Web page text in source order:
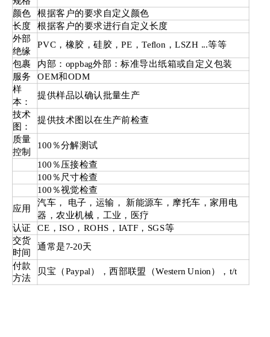
颜色
根据客户的要求自定义颜色
长度
根据客户的要求进行自定义长度
外部
绝缘
PVC，橡胶，硅胶，PE，Teflon，LSZH ...等等
包裹
内部：oppbag外部：标准导出纸箱或自定义包装
服务
OEM和ODM
样
本：
提供样品以确认批量生产
技术
图：
提供技术图以在生产前检查
质量
控制
100％分解测试
100％压接检查
100％尺寸检查
100％视觉检查
应用
汽车， 电子，运输， 新能源车，摩托车，家用电
器，农业机械，工业，医疗
认证 CE，ISO，ROHS，IATF，SGS等
交货
时间
通常是7-20天
付款
方法
贝宝（Paypal），西部联盟（Western Union），t/t